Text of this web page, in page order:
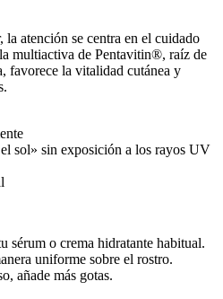
la atención se centra en el cuidado
multiactiva de Pentavitin®, raíz de
favorece la vitalidad cutánea y
sol» sin exposición a los rayos UV
sérum o crema hidratante habitual.
uniforme sobre el rostro.
añade más gotas.